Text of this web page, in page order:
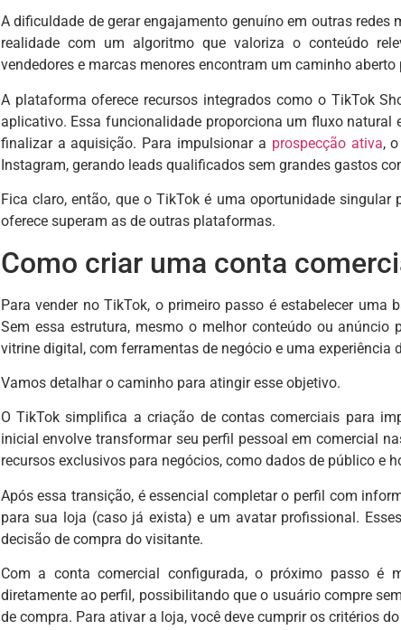
A dificuldade de gerar engajamento genuíno em outras
realidade com um algoritmo que valoriza o conteúdo
vendedores e marcas menores encontram um caminho
A plataforma oferece recursos integrados como o TikTok
aplicativo. Essa funcionalidade proporciona um fluxo natural
finalizar a aquisição. Para impulsionar a prospecção ativa,
Instagram, gerando leads qualificados sem grandes gastos
Fica claro, então, que o TikTok é uma oportunidade
oferece superam as de outras plataformas.
Como criar uma conta
Para vender no TikTok, o primeiro passo é estabelecer
Sem essa estrutura, mesmo o melhor conteúdo ou
vitrine digital, com ferramentas de negócio e uma experiência
Vamos detalhar o caminho para atingir esse objetivo.
O TikTok simplifica a criação de contas comerciais para
inicial envolve transformar seu perfil pessoal em comercial
recursos exclusivos para negócios, como dados de público e
Após essa transição, é essencial completar o perfil com
para sua loja (caso já exista) e um avatar profissional.
decisão de compra do visitante.
Com a conta comercial configurada, o próximo passo é
diretamente ao perfil, possibilitando que o usuário compre
de compra. Para ativar a loja, você deve cumprir os critérios